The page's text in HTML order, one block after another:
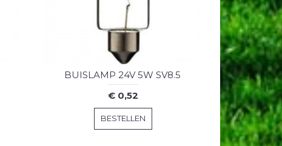
BUISLAMP 24V 5W SV8.5
€ 0,52
BESTELLEN